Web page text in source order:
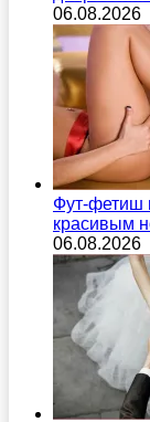
06.08.2026
Фут-фетиш
красивым
06.08.2026